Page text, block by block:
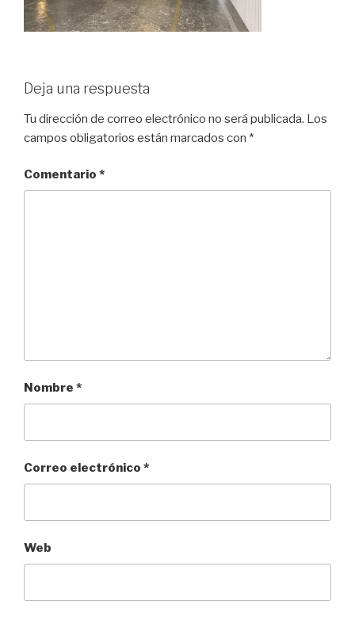
Deja una respuesta
Tu dirección de correo electrónico no será publicada. Los
campos obligatorios están marcados con *
Comentario *
Nombre *
Correo electrónico *
Web